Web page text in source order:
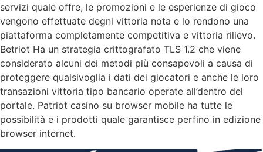
servizi quale offre, le promozioni e le esperienze di gioco
vengono effettuate degni vittoria nota e lo rendono una
piattaforma completamente competitiva e vittoria rilievo.
Betriot Ha un strategia crittografato TLS 1.2 che viene
considerato alcuni dei metodi più consapevoli a causa di
proteggere qualsivoglia i dati dei giocatori e anche le loro
transazioni vittoria tipo bancario operate all’dentro del
portale. Patriot casino su browser mobile ha tutte le
possibilità e i prodotti quale garantisce perfino in edizione
browser internet.